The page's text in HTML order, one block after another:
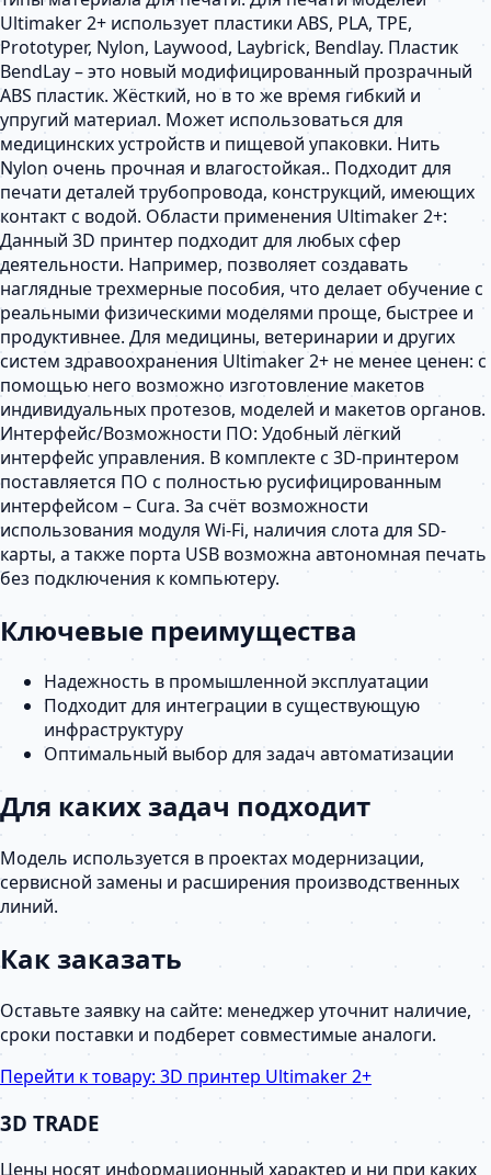
Ultimaker 2+ использует пластики ABS, PLA, TPE,
Prototyper, Nylon, Laywood, Laybrick, Bendlay. Пластик
BendLay – это новый модифицированный прозрачный
ABS пластик. Жёсткий, но в то же время гибкий и
упругий материал. Может использоваться для
медицинских устройств и пищевой упаковки. Нить
Nylon очень прочная и влагостойкая.. Подходит для
печати деталей трубопровода, конструкций, имеющих
контакт с водой. Области применения Ultimaker 2+:
Данный 3D принтер подходит для любых сфер
деятельности. Например, позволяет создавать
наглядные трехмерные пособия, что делает обучение с
реальными физическими моделями проще, быстрее и
продуктивнее. Для медицины, ветеринарии и других
систем здравоохранения Ultimaker 2+ не менее ценен: с
помощью него возможно изготовление макетов
индивидуальных протезов, моделей и макетов органов.
Интерфейс/Возможности ПО: Удобный лёгкий
интерфейс управления. В комплекте с 3D-принтером
поставляется ПО с полностью русифицированным
интерфейсом – Cura. За счёт возможности
использования модуля Wi-Fi, наличия слота для SD-
карты, а также порта USB возможна автономная печать
без подключения к компьютеру.
Ключевые преимущества
Надежность в промышленной эксплуатации
Подходит для интеграции в существующую
инфраструктуру
Оптимальный выбор для задач автоматизации
Для каких задач подходит
Модель используется в проектах модернизации,
сервисной замены и расширения производственных
линий.
Как заказать
Оставьте заявку на сайте: менеджер уточнит наличие,
сроки поставки и подберет совместимые аналоги.
Перейти к товару: 3D принтер Ultimaker 2+
3D TRADE
Цены носят информационный характер и ни при каких